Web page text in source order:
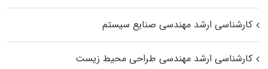
کارشناسی ارشد مهندسی صنایع سیستم
کارشناسی ارشد مهندسی طراحی محیط زیست